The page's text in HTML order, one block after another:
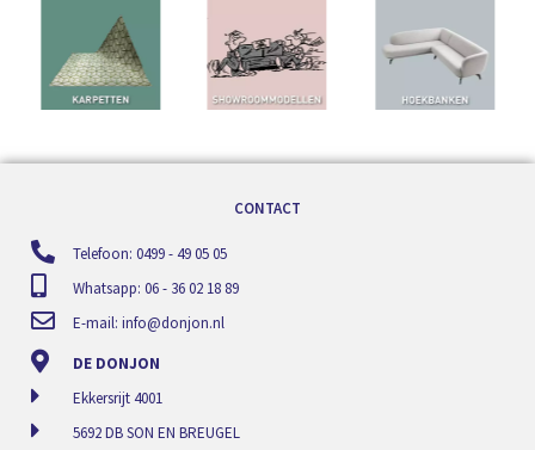
CONTACT
Telefoon: 0499 - 49 05 05
Whatsapp: 06 - 36 02 18 89
E-mail: info@donjon.nl
DE DONJON
Ekkersrijt 4001
5692 DB SON EN BREUGEL